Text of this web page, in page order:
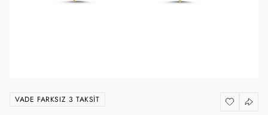
VADE FARKSIZ 3 TAKSIT